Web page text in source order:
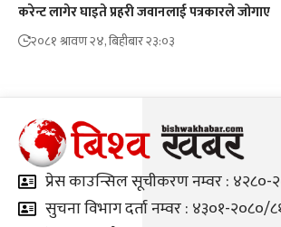
करेन्ट लागेर घाइते प्रहरी जवानलाई पत्रकारले जोगाए
२०८१ श्रावण २४, बिहीबार २३:०३
प्रेस काउन्सिल सूचीकरण नम्वर : ४२८०-
सुचना विभाग दर्ता नम्वर : ४३०१-२०८०/